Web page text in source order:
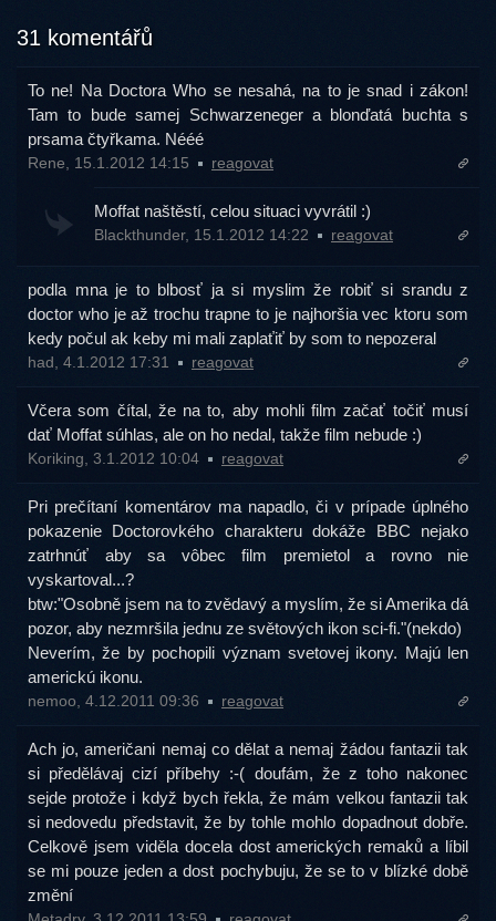
31 komentářů
To ne! Na Doctora Who se nesahá, na to je snad i zákon!
Tam to bude samej Schwarzeneger a blonďatá buchta s
prsama čtyřkama. Nééé
Rene, 15.1.2012 14:15 reagovat
Moffat naštěstí, celou situaci vyvrátil :)
Blackthunder, 15.1.2012 14:22 reagovat
podla mna je to blbosť ja si myslim že robiť si srandu z
doctor who je až trochu trapne to je najhoršia vec ktoru som
kedy počul ak keby mi mali zaplaťiť by som to nepozeral
had, 4.1.2012 17:31 reagovat
Včera som čítal, že na to, aby mohli film začať točiť musí
dať Moffat súhlas, ale on ho nedal, takže film nebude :)
Koriking, 3.1.2012 10:04 reagovat
Pri prečítaní komentárov ma napadlo, či v prípade úplného
pokazenie Doctorovkého charakteru dokáže BBC nejako
zatrhnúť aby sa vôbec film premietol a rovno nie
vyskartoval...?
btw:"Osobně jsem na to zvědavý a myslím, že si Amerika dá
pozor, aby nezmršila jednu ze světových ikon sci-fi."(nekdo)
Neverím, že by pochopili význam svetovej ikony. Majú len
americkú ikonu.
nemoo, 4.12.2011 09:36 reagovat
Ach jo, američani nemaj co dělat a nemaj žádou fantazii tak
si předělávaj cizí příbehy :-( doufám, že z toho nakonec
sejde protože i když bych řekla, že mám velkou fantazii tak
si nedovedu představit, že by tohle mohlo dopadnout dobře.
Celkově jsem viděla docela dost amerických remaků a líbil
se mi pouze jeden a dost pochybuju, že se to v blízké době
změní